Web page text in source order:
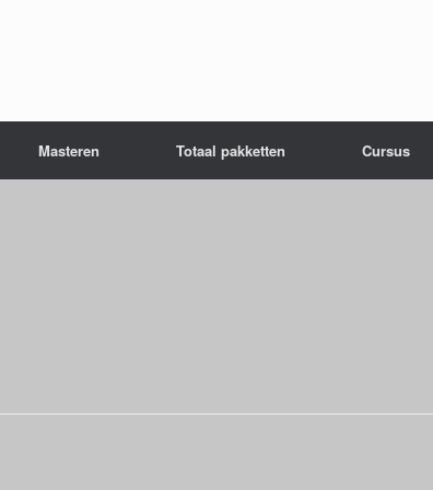
Masteren Totaal pakketten Cursus